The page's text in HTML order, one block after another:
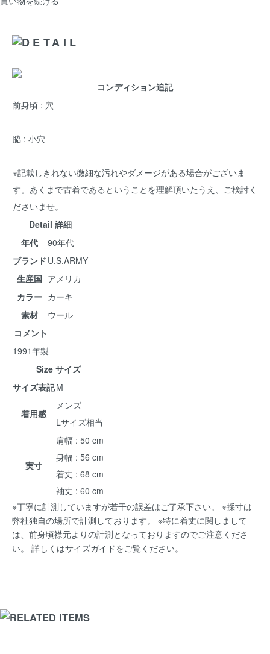
コンディション追記
前身頃 : 穴
脇 : 小穴
※記載しきれない微細な汚れやダメージがある場合がございま
す。あくまで古着であるということを理解頂いたうえ、ご検討く
ださいませ。
Detail 詳細
年代
90年代
ブランド U.S.ARMY
生産国 アメリカ
カラー カーキ
素材
ウール
コメント
1991年製
Size サイズ
サイズ表記M
着用感
メンズ
Lサイズ相当
実寸
肩幅 : 50 cm
身幅 : 56 cm
着丈 : 68 cm
袖丈 : 60 cm
※丁寧に計測していますが若干の誤差はご了承下さい。 ※採寸は
弊社独自の場所で計測しております。 ※特に着丈に関しまして
は、前身頃襟元よりの計測となっておりますのでご注意くださ
い。 詳しくはサイズガイドをご覧ください。